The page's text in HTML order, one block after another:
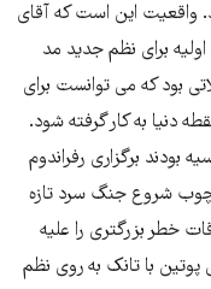
واقعیت این است که آقای
برای نظم جدید مد
بود که می توانست برای
دنیا به کار گرفته شود.
بودند برگزاری رفراندوم
شروع جنگ سرد تازه
خطر بزرگتری را علیه
با تانک به روی نظم